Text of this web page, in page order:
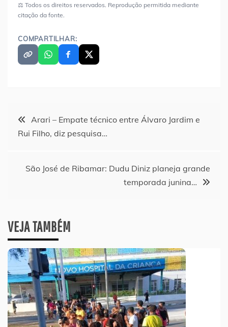
⚖️ Todos os direitos reservados. Reprodução permitida mediante
citação da fonte.
COMPARTILHAR:
Navegação
Post
Arari – Empate técnico entre Álvaro Jardim e
Rui Filho, diz pesquisa…
São José de Ribamar: Dudu Diniz planeja grande
temporada junina…
VEJA TAMBÉM